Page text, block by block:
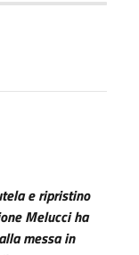
e ripristino
Melucci ha
messa in